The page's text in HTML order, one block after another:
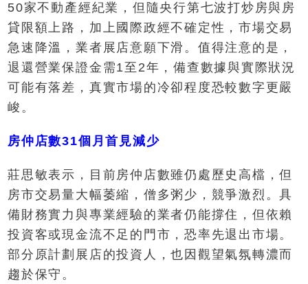
50家不動產經紀業，但隨央行第七波打炒房與房
貸限額上路，加上國際政經不確定性，市場交易
急速降溫，業者展店意願下滑。值得注意的是，
退還營業保證金需1至2年，備查數據與實際狀況
可能有落差，真實市場的冷卻程度恐較數字更嚴
峻。
房仲店數31個月首見減少
莊思敏表示，目前房仲店數雖仍處歷史高檔，但
房市交易量大幅萎縮，僧多粥少，競爭激烈。具
備財務實力與專業經驗的業者仍能撐住，但依賴
投資客或現金流不足的門市，恐率先退出市場。
部分原計劃展店的投資人，也因觀望氣氛轉濃而
趨於保守。